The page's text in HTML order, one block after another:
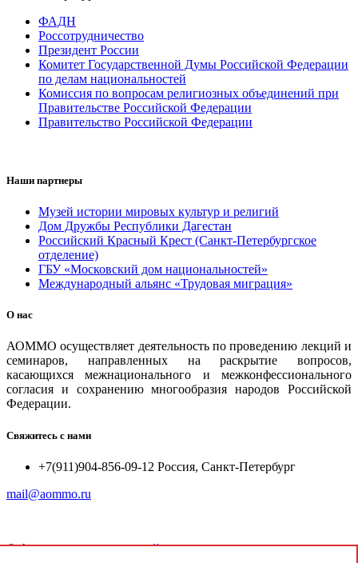
ФАДН
Россотрудничество
Президент России
Комитет Государственной Думы Российской Федерации
по делам национальностей
Комиссия по вопросам религиозных объединений при
Правительстве Российской Федерации
Правительство Российской Федерации
Наши партнеры
Музей истории мировых культур и религий
Дом Дружбы Республики Дагестан
Российский Красный Крест (Санкт-Петербургское
отделение)
ГБУ «Московский дом национальностей»
Международный альянс «Трудовая миграция»
О нас
АОММО осуществляет деятельность по проведению лекций и
семинаров, направленных на раскрытие вопросов,
касающихся межнационального и межконфессионального
согласия и сохранению многообразия народов Российской
Федерации.
Свяжитесь с нами
+7(911)904-856-09-12 Россия, Санкт-Петербург
mail@aommo.ru
© Ассоциация организаций по реализации национальных